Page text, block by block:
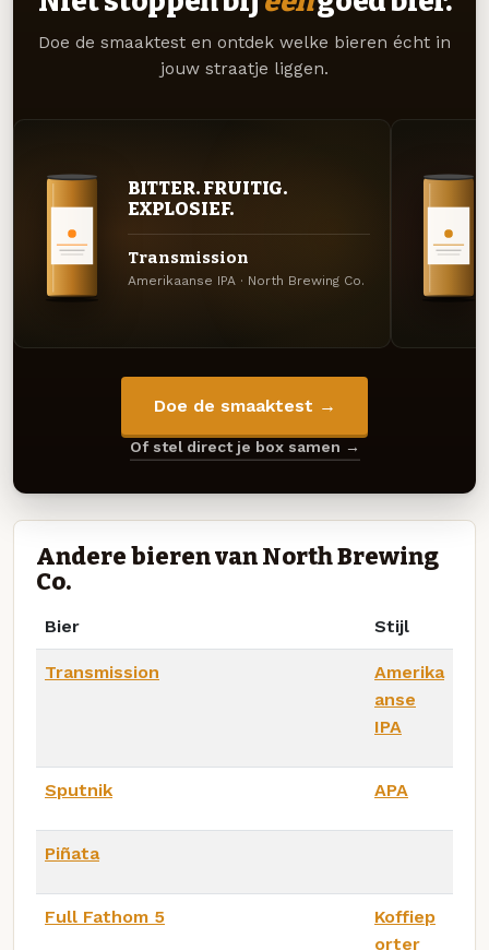
Doe de smaaktest en ontdek welke bieren écht in
jouw straatje liggen.
BITTER. FRUITIG.
EXPLOSIEF.
Transmission
Amerikaanse IPA · North Brewing Co.
Doe de smaaktest →
Of stel direct je box samen →
Andere bieren van North Brewing
Co.
Bier Stijl
Transmission
Amerika
anse
IPA
Sputnik APA
Piñata
Full Fathom 5
Koffiep
orter